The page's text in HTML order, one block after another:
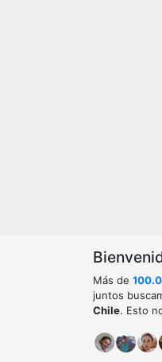
Más de
juntos
Chile. Esto